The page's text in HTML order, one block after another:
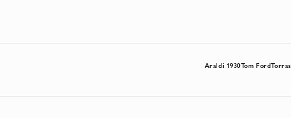
Araldi 1930Tom FordTorras